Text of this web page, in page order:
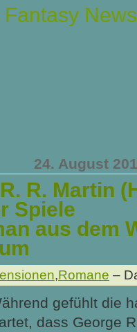
News
24. August
R. Martin
Spiele
aus dem
,Romane –
gefühlt die
dass George